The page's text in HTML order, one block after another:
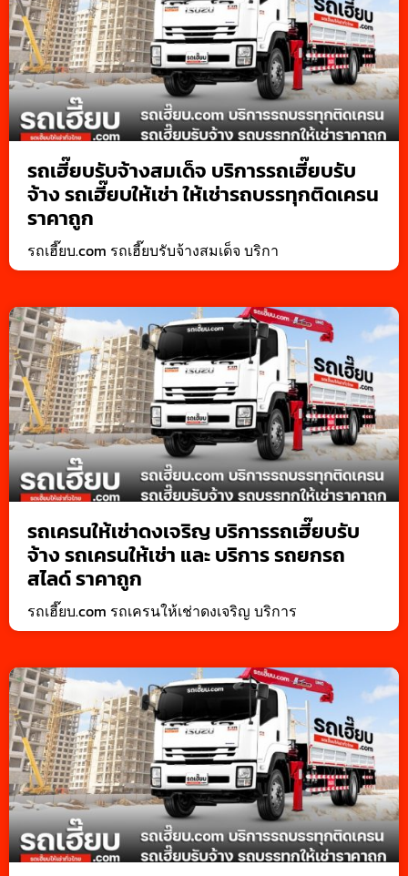
รถเฮี๊ยบรับจ้างสมเด็จ บริการรถเฮี๊ยบรับ
จ้าง รถเฮี๊ยบให้เช่า ให้เช่ารถบรรทุกติดเครน
ราคาถูก
รถเฮี๊ยบ.com รถเฮี๊ยบรับจ้างสมเด็จ บริกา
รถเครนให้เช่าดงเจริญ บริการรถเฮี๊ยบรับ
จ้าง รถเครนให้เช่า และ บริการ รถยกรถ
สไลด์ ราคาถูก
รถเฮี๊ยบ.com รถเครนให้เช่าดงเจริญ บริการ